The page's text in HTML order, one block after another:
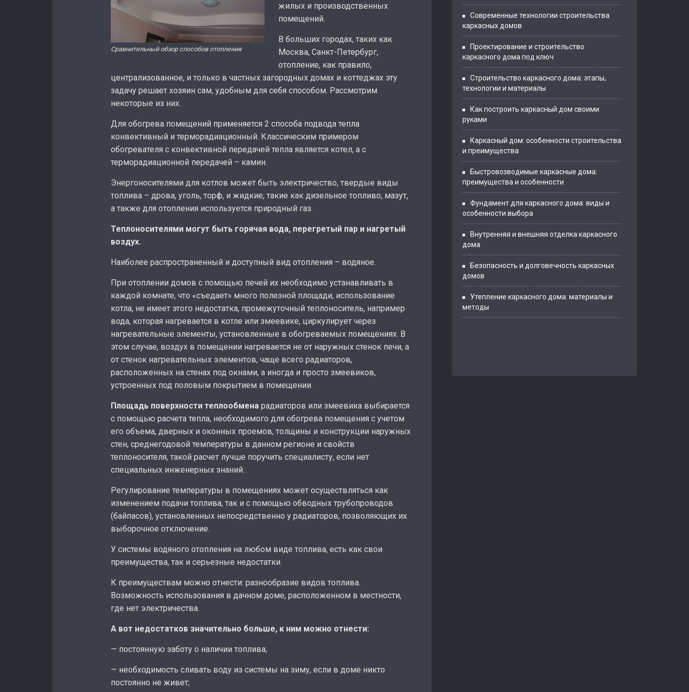
Сравнительный обзор способов отопления
жилых и производственных
помещений.
В больших городах, таких как
Москва, Санкт-Петербург,
отопление, как правило,
централизованное, и только в частных загородных домах и коттеджах эту
задачу решает хозяин сам, удобным для себя способом. Рассмотрим
некоторые из них.
Для обогрева помещений применяется 2 способа подвода тепла
конвективный и терморадиационный. Классическим примером
обогревателя с конвективной передачей тепла является котел, а с
терморадиационной передачей – камин.
Энергоносителями для котлов может быть электричество, твердые виды
топлива – дрова, уголь, торф, и жидкие, такие как дизельное топливо, мазут,
а также для отопления используется природный газ.
Теплоносителями могут быть горячая вода, перегретый пар и нагретый
воздух.
Наиболее распространенный и доступный вид отопления – водяное.
При отоплении домов с помощью печей их необходимо устанавливать в
каждой комнате, что «съедает» много полезной площади, использование
котла, не имеет этого недостатка, промежуточный теплоноситель, например
вода, которая нагревается в котле или змеевике, циркулирует через
нагревательные элементы, установленные в обогреваемых помещениях. В
этом случае, воздух в помещении нагревается не от наружных стенок печи, а
от стенок нагревательных элементов, чаще всего радиаторов,
расположенных на стенах под окнами, а иногда и просто змеевиков,
устроенных под половым покрытием в помещении.
Площадь поверхности теплообменарадиаторов или змеевика выбирается
с помощью расчета тепла, необходимого для обогрева помещения с учетом
его объема, дверных и оконных проемов, толщины и конструкции наружных
стен, среднегодовой температуры в данном регионе и свойств
теплоносителя, такой расчет лучше поручить специалисту, если нет
специальных инженерных знаний.
Регулирование температуры в помещениях может осуществляться как
изменением подачи топлива, так и с помощью обводных трубопроводов
(байпасов), установленных непосредственно у радиаторов, позволяющих их
выборочное отключение.
У системы водяного отопления на любом виде топлива, есть как свои
преимущества, так и серьезные недостатки.
К преимуществам можно отнести: разнообразие видов топлива.
Возможность использования в дачном доме, расположенном в местности,
где нет электричества.
А вот недостатков значительно больше, к ним можно отнести:
— постоянную заботу о наличии топлива;
— необходимость сливать воду из системы на зиму, если в доме никто
постоянно не живет;
Современные технологии строительства
каркасных домов
Проектирование и строительство
каркасного дома под ключ
Строительство каркасного дома: этапы,
технологии и материалы
Как построить каркасный дом своими
руками
Каркасный дом: особенности строительства
и преимущества
Быстровозводимые каркасные дома:
преимущества и особенности
Фундамент для каркасного дома: виды и
особенности выбора
Внутренняя и внешняя отделка каркасного
дома
Безопасность и долговечность каркасных
домов
Утепление каркасного дома: материалы и
методы